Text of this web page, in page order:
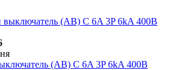
(АВ) C 6A 3P 6kA 400В